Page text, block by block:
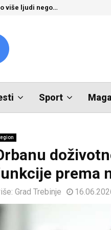
više ljudi nego…
Sport
prema
Grad Trebinje